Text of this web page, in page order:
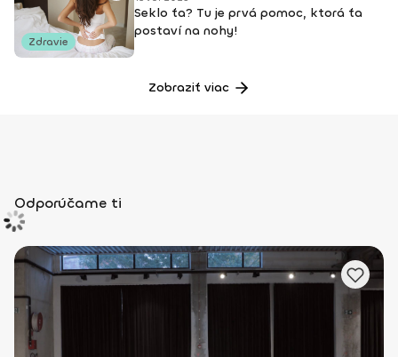
Zdravie
Seklo ťa? Tu je prvá pomoc, ktorá ťa
postaví na nohy!
Zobraziť viac
Odporúčame ti